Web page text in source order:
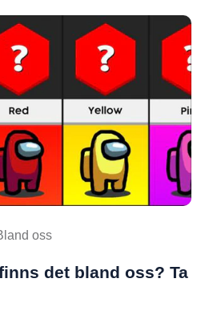
oss
det bland oss? Ta